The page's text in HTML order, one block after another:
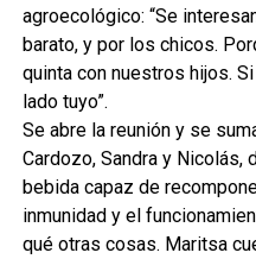
agroecológico: “Se
barato, y por los chicos.
quinta con nuestros hijos.
lado tuyo”.
Se abre la reunión y se
Cardozo, Sandra y Nicolás,
bebida capaz de
inmunidad y el
qué otras cosas. Maritsa